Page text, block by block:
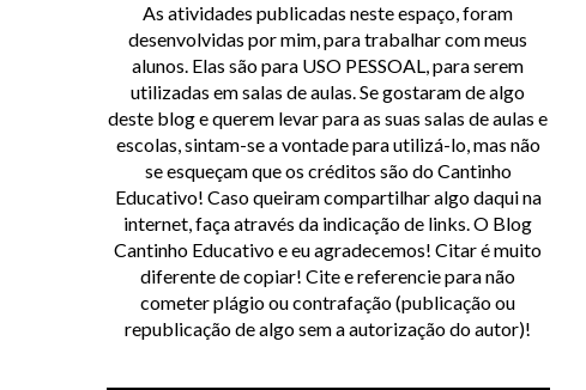
As atividades publicadas neste espaço, foram
desenvolvidas por mim, para trabalhar com meus
alunos. Elas são para USO PESSOAL, para serem
utilizadas em salas de aulas. Se gostaram de algo
deste blog e querem levar para as suas salas de aulas e
escolas, sintam-se a vontade para utilizá-lo, mas não
se esqueçam que os créditos são do Cantinho
Educativo! Caso queiram compartilhar algo daqui na
internet, faça através da indicação de links. O Blog
Cantinho Educativo e eu agradecemos! Citar é muito
diferente de copiar! Cite e referencie para não
cometer plágio ou contrafação (publicação ou
republicação de algo sem a autorização do autor)!